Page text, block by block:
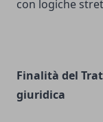
con logiche
Finalità del
giuridica